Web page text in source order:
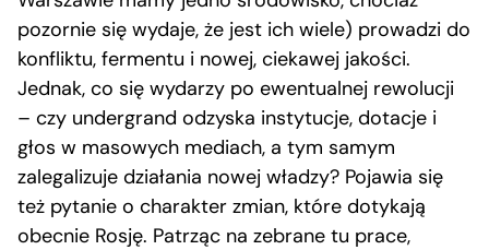
pozornie się wydaje, że jest ich wiele) prowadzi do
konfliktu, fermentu i nowej, ciekawej jakości.
Jednak, co się wydarzy po ewentualnej rewolucji
– czy undergrand odzyska instytucje, dotacje i
głos w masowych mediach, a tym samym
zalegalizuje działania nowej władzy? Pojawia się
też pytanie o charakter zmian, które dotykają
obecnie Rosję. Patrząc na zebrane tu prace,